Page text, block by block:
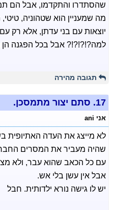
שהסתדרו והתקדמו, אבל הם
מה שמעניין הוא שטהוניה,
יוצאות עם בני עדתן, אלא רק עם
למה?!?!?!? אבל בכל הפגנה הן
תגובה מהירה
17. סתם יצור מתמסכן.
אני ani
לא מייצג את העדה האתיופית
שהיה מעביר את המסרים
עם כל הכאב שהוא עבר, ולא
אבל אין עשן בלי אש.
יש לו גישה נורא ילדותית. חבל